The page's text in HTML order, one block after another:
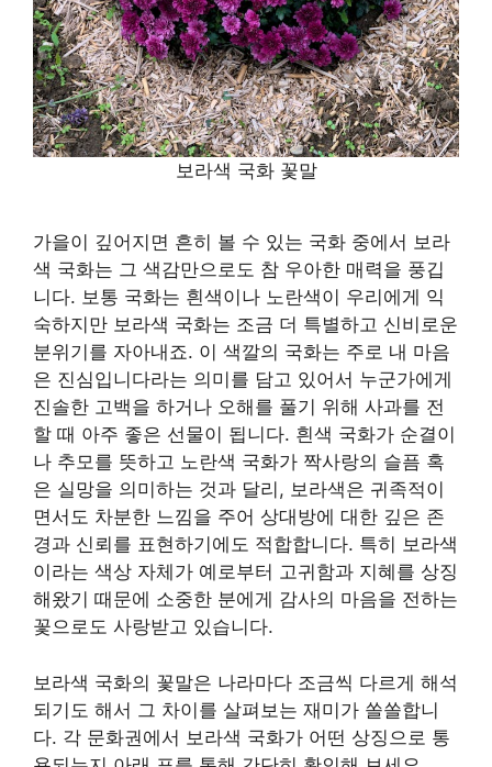
보라색 국화 꽃말
가을이 깊어지면 흔히 볼 수 있는 국화 중에서 보라
색 국화는 그 색감만으로도 참 우아한 매력을 풍깁
니다. 보통 국화는 흰색이나 노란색이 우리에게 익
숙하지만 보라색 국화는 조금 더 특별하고 신비로운
분위기를 자아내죠. 이 색깔의 국화는 주로 내 마음
은 진심입니다라는 의미를 담고 있어서 누군가에게
진솔한 고백을 하거나 오해를 풀기 위해 사과를 전
할 때 아주 좋은 선물이 됩니다. 흰색 국화가 순결이
나 추모를 뜻하고 노란색 국화가 짝사랑의 슬픔 혹
은 실망을 의미하는 것과 달리, 보라색은 귀족적이
면서도 차분한 느낌을 주어 상대방에 대한 깊은 존
경과 신뢰를 표현하기에도 적합합니다. 특히 보라색
이라는 색상 자체가 예로부터 고귀함과 지혜를 상징
해왔기 때문에 소중한 분에게 감사의 마음을 전하는
꽃으로도 사랑받고 있습니다.
보라색 국화의 꽃말은 나라마다 조금씩 다르게 해석
되기도 해서 그 차이를 살펴보는 재미가 쏠쏠합니
다. 각 문화권에서 보라색 국화가 어떤 상징으로 통